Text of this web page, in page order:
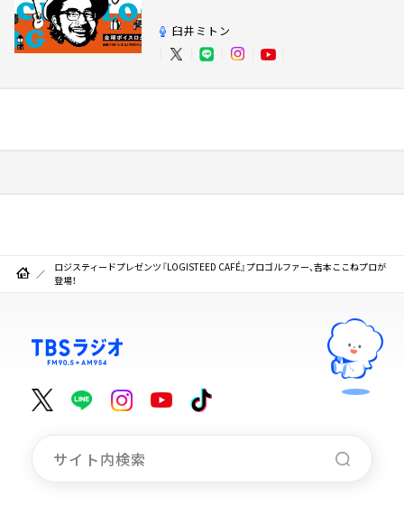
臼井ミトン
ロジスティードプレゼンツ『LOGISTEED CAFÉ』プロゴルファー、吉本ここねプロが
登場！